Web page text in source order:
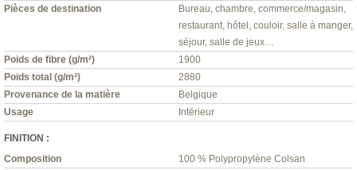
Pièces de destination
Bureau, chambre, commerce/magasin,
restaurant, hôtel, couloir, salle à manger,
séjour, salle de jeux…
Poids de fibre (g/m²)
1900
Poids total (g/m²)
2880
Provenance de la matière
Belgique
Usage
Intérieur
FINITION :
Composition
100 % Polypropylène Colsan